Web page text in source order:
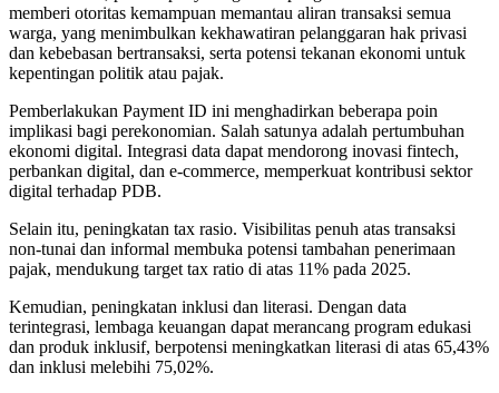
memberi otoritas kemampuan memantau aliran transaksi semua
warga, yang menimbulkan kekhawatiran pelanggaran hak privasi
dan kebebasan bertransaksi, serta potensi tekanan ekonomi untuk
kepentingan politik atau pajak.
Pemberlakukan Payment ID ini menghadirkan beberapa poin
implikasi bagi perekonomian. Salah satunya adalah pertumbuhan
ekonomi digital. Integrasi data dapat mendorong inovasi fintech,
perbankan digital, dan e-commerce, memperkuat kontribusi sektor
digital terhadap PDB.
Selain itu, peningkatan tax rasio. Visibilitas penuh atas transaksi
non-tunai dan informal membuka potensi tambahan penerimaan
pajak, mendukung target tax ratio di atas 11% pada 2025.
Kemudian, peningkatan inklusi dan literasi. Dengan data
terintegrasi, lembaga keuangan dapat merancang program edukasi
dan produk inklusif, berpotensi meningkatkan literasi di atas 65,43%
dan inklusi melebihi 75,02%.